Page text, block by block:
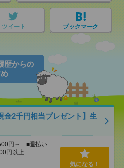
ツイート ブックマーク
歴からの
金2千円相当プレゼント】生
円～ ■週払い
円以上
気になる！